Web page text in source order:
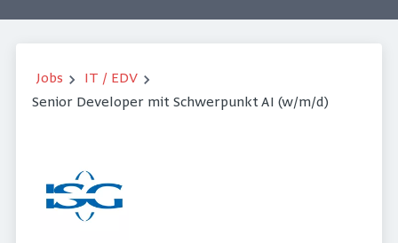
Jobs
IT / EDV
Senior Developer mit Schwerpunkt AI (w/m/d)